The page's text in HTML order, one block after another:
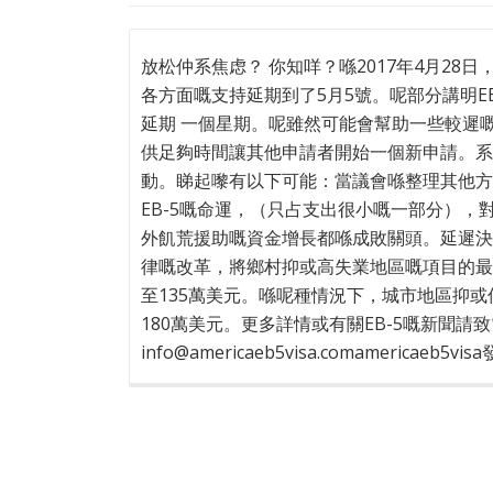
放松仲系焦虑？ 你知咩？喺2017年4月28日
各方面嘅支持延期到了5月5號。呢部分講明
延期 一個星期。呢雖然可能會幫助一些較遲
供足夠時間讓其他申請者開始一個新申請。
動。睇起嚟有以下可能：當議會喺整理其他
EB-5嘅命運，（只占支出很小嘅一部分），
外飢荒援助嘅資金增長都喺成敗關頭。延遲
律嘅改革，將鄉村抑或高失業地區嘅項目的
至135萬美元。喺呢種情況下，城市地區抑
180萬美元。更多詳情或有關EB-5嘅新聞請
info@americaeb5visa.comamericaeb5visa